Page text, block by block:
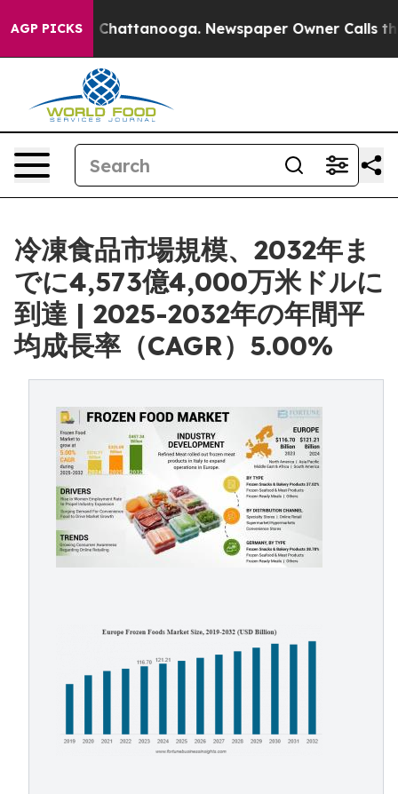
AGP PICKS
in Chattanooga. Newspaper Owner Calls the
冷凍食品市場規模、2032年ま
でに4,573億4,000万米ドルに
到達 | 2025-2032年の年間平
均成長率（CAGR）5.00%